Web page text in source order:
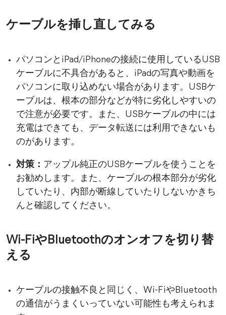
ケーブルを挿し直してみる
パソコンとiPad/iPhoneの接続に使用しているUSB
ケーブルに不具合があると、iPadの写真や動画を
パソコンに取り込めない場合があります。USBケ
ーブルは、根本の部分などが特に劣化しやすいの
で注意が必要です。また、USBケーブルの中には
充電はできても、データ転送には利用できないも
のがあります。
対策： アップル純正のUSBケーブルを使うことを
お勧めします。また、ケーブルの根本部分が劣化
していたり、内部が断線していたりしないかきち
んと確認してください。
Wi-FiやBluetoothのオンオフを切り替
える
ケーブルの接触不良と同じく、Wi-FiやBluetooth
の通信がうまくいっていない可能性も考えられま